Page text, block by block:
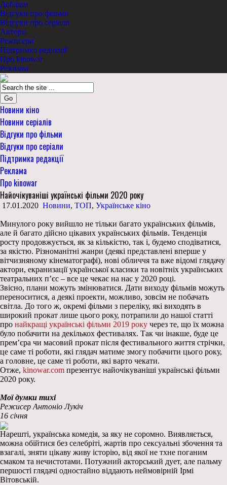
Добірки
Відгуки про фільми
Відгуки про серіали
Актори
Режисери
Підтримка редакції
Про kinowar
Реклама
Go
Новини кіно
Новини серіалів
Відгуки про фільми
Відгуки про серіали
Підтримка редакції
Реклама
Про kinowar
Найочікуваніші українські фільми 2020 року
17.01.2020 Новини, ТОП, Українське кіно
Минулого року вийшло не тільки багато українських фільмів,
але й багато дійсно цікавих українських фільмів. Тенденція
росту продовжується, як за кількістю, так і, будемо сподіватися,
за якістю. Різноманітні жанри (деякі представлені вперше у
вітчизняному кінематографі), нові обличчя та вже відомі глядачу
актори, екранизації української класики та новітніх українських
театральних п’єс – все це чекає на нас у 2020 році.
Звісно, плани можуть змінюватися. Дати виходу фільмів можуть
переноситися, а деякі проекти, можливо, зовсім не побачать
світла. До того ж, окремі фільми з переліку, які виходять в
широкий прокат лише цього року, потрапили до нашої статті
про найкращі українські фільми 2019 року через те, що їх можна
було побачити на декількох фестивалях. Так чи інакше, буде це
прем’єра чи масовий прокат після фестивального життя стрічки,
це саме ті роботи, які глядач матиме змогу побачити цього року,
а головне, це саме ті роботи, які варто чекати.
Отже, kinowar.com презентує найочікуваніші українські фільми
2020 року.
Мої думки тихі
Режисер Антоніо Лукіч
16 січня
Нарешті, українська комедія, за яку не соромно. Виявляється,
можна обійтися без селебріті, жартів про сексуальні збочення та
взагалі, зняти цікаву живу історію, від якої не тхне поганим
смаком та нечистотами. Потужний акторський дует, але пальму
першості глядачі одностайно віддають неймовірній Ірмі
Вітовській.